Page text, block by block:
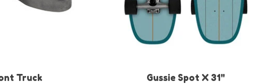
Truck
Gussie Spot X 31"